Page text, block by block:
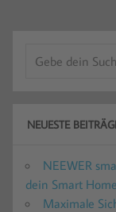
NEUESTE
NEEWER
dein Smart
Maximale